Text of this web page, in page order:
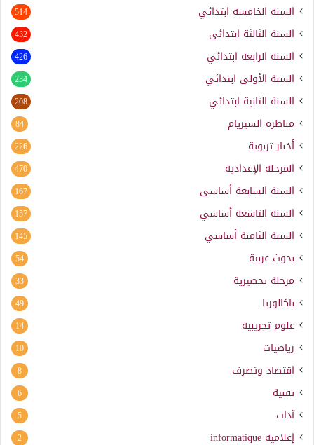
السنة الخامسة ابتدائي 514
السنة الثالثة ابتدائي 432
السنة الرابعة ابتدائي 426
السنة الأولى ابتدائي 234
السنة الثانية ابتدائي 208
مناظرة السيزيام 84
أخبار تربوية 226
المرحلة الإعدادية 470
السنة السابعة أساسي 167
السنة التاسعة أساسي 157
السنة الثامنة أساسي 145
بحوث عربية 54
مرحلة تحضيرية 33
باكالوريا 49
علوم تجريبية 14
رياضيات 10
اقتصاد وتصرف 8
تقنية 6
آداب 5
إعلامية informatique
2